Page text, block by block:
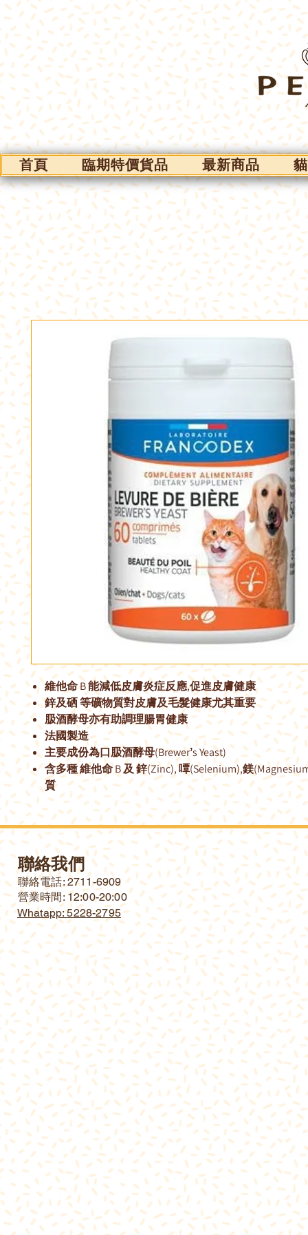
首頁 臨期特價貨品 最新商品
維他命 B 能減低皮膚炎症反應,促進皮膚健康
鋅及硒 等礦物質對皮膚及毛髮健康尤其重要
䏜酒酵母亦有助調理腸胃健康
法國製造
主要成份為口䏜酒酵母(Brewerʼs Yeast)
含多種 維他命 B 及 鋅(Zinc), 嘾(Selenium),鎂
質
聯絡我們
​聯絡電話: 2711-6909
營業時間: 12:00-20:00
Whatapp: 5228-2795